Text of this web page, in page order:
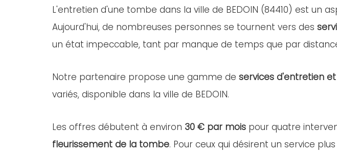
L'entretien d'une tombe dans la ville de BEDOIN (84410) est un
Aujourd'hui, de nombreuses personnes se tournent vers des
un état impeccable, tant par manque de temps que par
Notre partenaire propose une gamme de services d'entretien
variés, disponible dans la ville de BEDOIN.
Les offres débutent à environ 30 € par mois pour quatre
fleurissement de la tombe. Pour ceux qui désirent un service